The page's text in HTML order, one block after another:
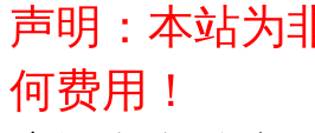
声明：本站为
何费用！